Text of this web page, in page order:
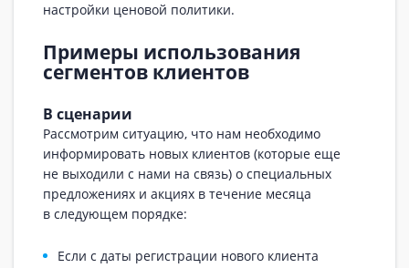
настройки ценовой политики.
Примеры использования
сегментов клиентов
В сценарии
Рассмотрим ситуацию, что нам необходимо
информировать новых клиентов (которые еще
не выходили с нами на связь) о специальных
предложениях и акциях в течение месяца
в следующем порядке:
Если с даты регистрации нового клиента